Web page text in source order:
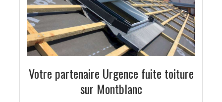
Votre partenaire Urgence fuite toiture
sur Montblanc